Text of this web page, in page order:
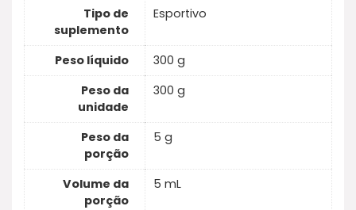
Tipo de
suplemento
Esportivo
Peso líquido
300 g
Peso da
unidade
300 g
Peso da
porção
5 g
Volume da
porção
5 mL